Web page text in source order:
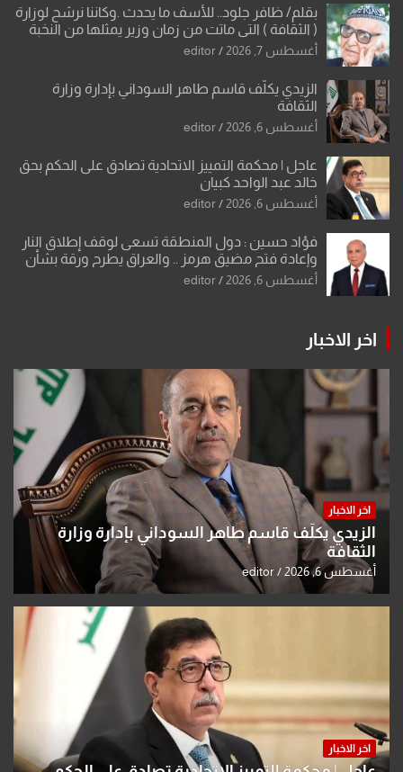
بقلم/ ظافر جلود.. للأسف ما يحدث .وكاننا نرشح لوزارة
( الثقافة ) التي ماتت من زمان وزير يمثلها من النخبة
والإرث العظيم للثقافة العراقية..
أغسطس 7, 2026 editor
الزيدي يكلّف قاسم طاهر السوداني بإدارة وزارة
الثقافة
أغسطس 6, 2026 editor
عاجل | محكمة التمييز الاتحادية تصادق على الحكم بحق
خالد عبد الواحد كبيان
أغسطس 6, 2026 editor
فؤاد حسين : دول المنطقة تسعى لوقف إطلاق النار
وإعادة فتح مضيق هرمز .. والعراق يطرح ورقة بشأن
تحولات القدس
أغسطس 6, 2026 editor
اخر الاخبار
اخر الاخبار
الزيدي يكلّف قاسم طاهر السوداني بإدارة وزارة
الثقافة
أغسطس 6, 2026 editor
اخر الاخبار